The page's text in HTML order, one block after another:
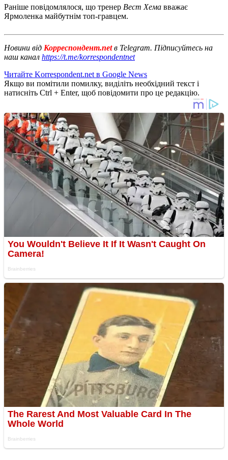
Раніше повідомлялося, що тренер Вест Хема вважає
Ярмоленка майбутнім топ-гравцем.
Новини від Корреспондент.netв Telegram. Підписуйтесь на
наш канал https://t.me/korrespondentnet
Читайте Korrespondent.net в Google News
Якщо ви помітили помилку, виділіть необхідний текст і
натисніть Ctrl + Enter, щоб повідомити про це редакцію.